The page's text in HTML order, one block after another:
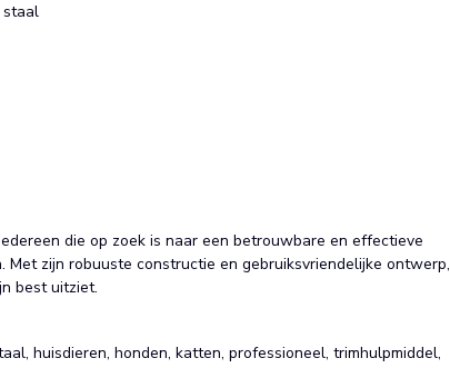
staal
die op zoek is naar een betrouwbare en effectieve
zijn robuuste constructie en gebruiksvriendelijke ontwerp,
best uitziet.
huisdieren, honden, katten, professioneel, trimhulpmiddel,